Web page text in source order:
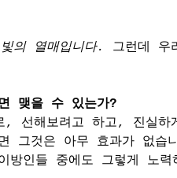
의 열매입니다. 그런데 우
맺을 수 있는가?
, 선해보려고 하고, 진실하
그것은 아무 효과가 없습
방인들 중에도 그렇게 노력